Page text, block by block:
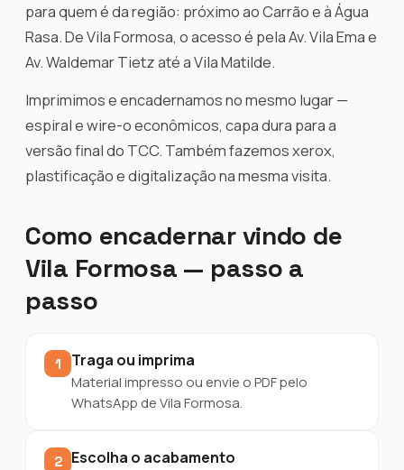
para quem é da região: próximo ao Carrão e à Água
Rasa. De Vila Formosa, o acesso é pela Av. Vila Ema e
Av. Waldemar Tietz até a Vila Matilde.
Imprimimos e encadernamos no mesmo lugar —
espiral e wire-o econômicos, capa dura para a
versão final do TCC. Também fazemos xerox,
plastificação e digitalização na mesma visita.
Como encadernar vindo de
Vila Formosa — passo a
passo
1 Traga ou imprima
Material impresso ou envie o PDF pelo
WhatsApp de Vila Formosa.
2 Escolha o acabamento